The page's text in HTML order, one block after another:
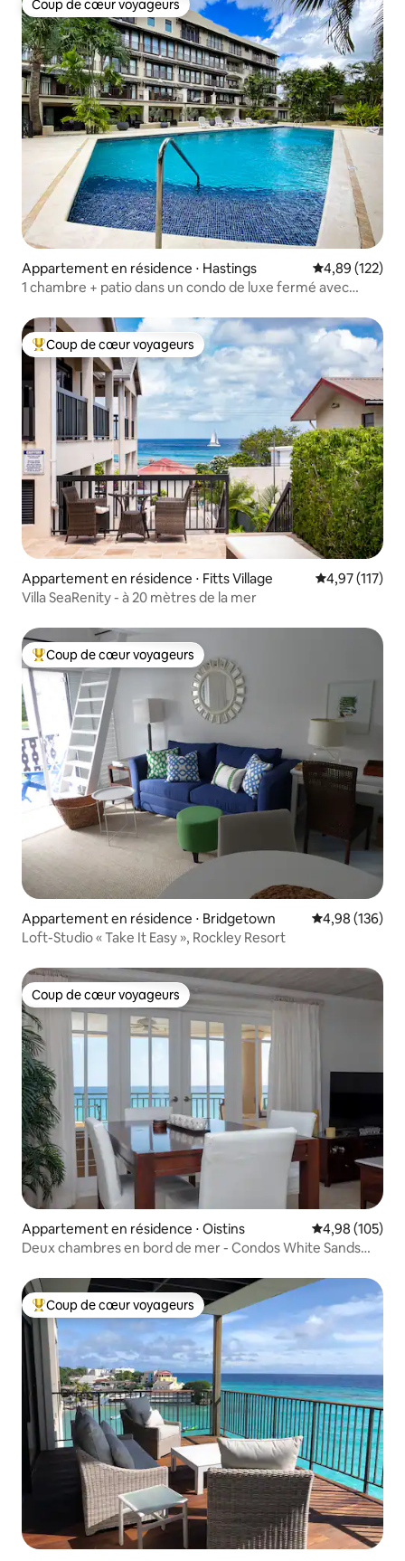
Coup de cœur voyageurs
Coup de cœur voyageurs
Appartement en résidence ⋅ Hastings Évaluation
4,89 (122)
1 chambre + patio dans un condo de luxe fermé avec
Coups de cœur voyageurs les plus appréciés
Coup de cœur voyageurs
Appartement en résidence ⋅ Fitts Village Évaluation
4,97 (117)
Villa SeaRenity - à 20 mètres de la mer
Coups de cœur voyageurs les plus appréciés
Coup de cœur voyageurs
Appartement en résidence ⋅ Bridgetown Évaluation
4,98 (136)
Loft-Studio « Take It Easy », Rockley Resort
Coup de cœur voyageurs
Coup de cœur voyageurs
Appartement en résidence ⋅ Oistins Évaluation
4,98 (105)
Deux chambres en bord de mer - Condos White Sands
Coups de cœur voyageurs les plus appréciés
Coup de cœur voyageurs